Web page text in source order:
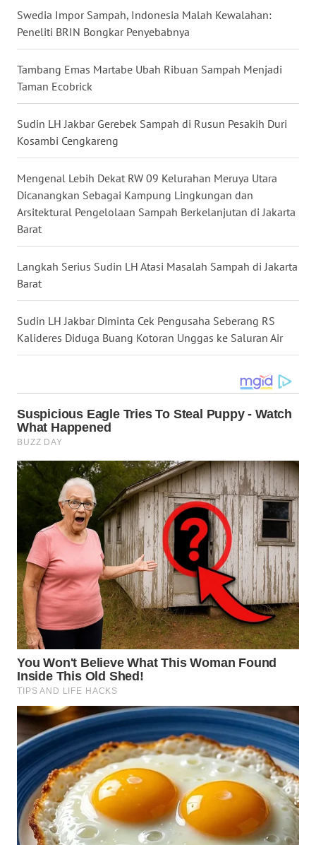
Swedia Impor Sampah, Indonesia Malah Kewalahan:
Peneliti BRIN Bongkar Penyebabnya
Tambang Emas Martabe Ubah Ribuan Sampah Menjadi
Taman Ecobrick
Sudin LH Jakbar Gerebek Sampah di Rusun Pesakih Duri
Kosambi Cengkareng
Mengenal Lebih Dekat RW 09 Kelurahan Meruya Utara
Dicanangkan Sebagai Kampung Lingkungan dan
Arsitektural Pengelolaan Sampah Berkelanjutan di Jakarta
Barat
Langkah Serius Sudin LH Atasi Masalah Sampah di Jakarta
Barat
Sudin LH Jakbar Diminta Cek Pengusaha Seberang RS
Kalideres Diduga Buang Kotoran Unggas ke Saluran Air
WN
DANAU
TOBA
WN
WN
WN
TAPANULI
SELATAN
TANJUNG
LESUNG
WN
KARO
SIMALUNGUN
WN
LABUHANBATU
WN
TAPANULI
TENGAH
WN DELI
SERDANG
WN
TEBING
TINGGI
WN
PAKPAK
WN
KARAWANG
WN
BEKASI
WN
BOGOR